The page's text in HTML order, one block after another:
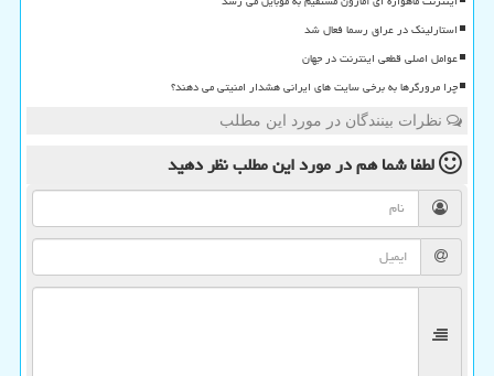
استارلینک در عراق رسما فعال شد
عوامل اصلی قطعی اینترنت در جهان
چرا مرورگرها به برخی سایت های ایرانی هشدار امنیتی می دهند؟
نظرات بینندگان در مورد این مطلب
لطفا شما همدر مورد این مطلبنظر دهید